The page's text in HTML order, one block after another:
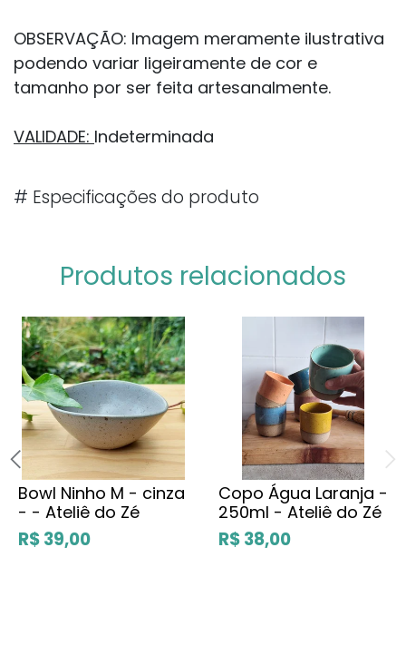
OBSERVAÇÃO: Imagem meramente ilustrativa
podendo variar ligeiramente de cor e
tamanho por ser feita artesanalmente.
VALIDADE: Indeterminada
# Especificações do produto
Produtos relacionados
Bowl Ninho M - cinza
- - Ateliê do Zé
R$ 39,00
Copo Água Laranja -
250ml - Ateliê do Zé
R$ 38,00